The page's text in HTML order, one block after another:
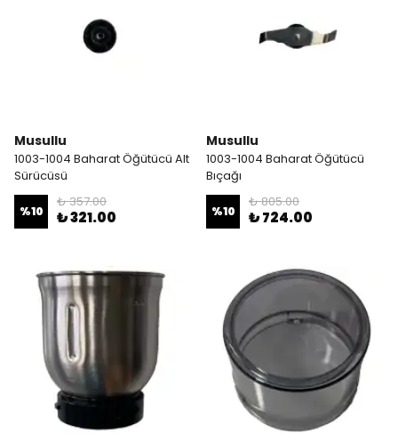
Musullu
1003-1004 Baharat Öğütücü Alt
Sürücüsü
%10
₺ 357.00
₺ 321.00
Musullu
1003-1004 Baharat Öğütücü
Bıçağı
%10
₺ 805.00
₺ 724.00